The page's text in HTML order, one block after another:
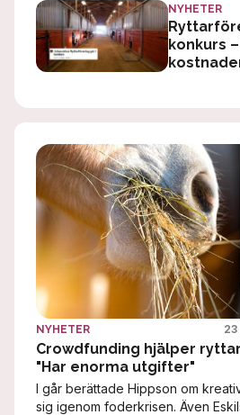
NYHETER
konkurs
NYHETER
Crowdfunding hjälper
"Har enorma utgifter"
I går berättade Hippson om
sig igenom foderkrisen. Även